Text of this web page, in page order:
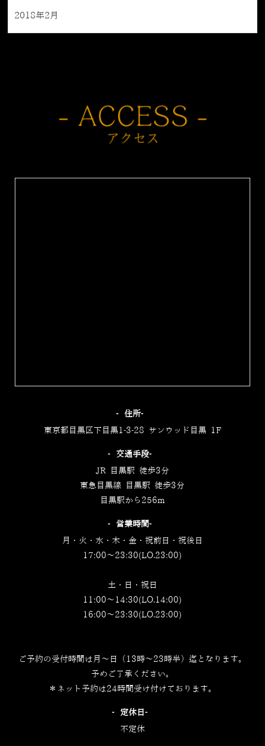
2018年2月
‐住所‐
東京都目黒区下目黒1-3-28 サンウッド目黒 1F
‐交通手段‐
JR 目黒駅 徒歩3分
東急目黒線 目黒駅 徒歩3分
目黒駅から256m
‐営業時間‐
月・火・水・木・金・祝前日・祝後日
17:00～23:30(LO.23:00)
土・日・祝日
11:00～14:30(LO.14:00)
16:00～23:30(LO.23:00)
ご予約の受付時間は月～日（13時～23時半）迄となります。
予めご了承ください。
＊ネット予約は24時間受け付けております。
‐定休日‐
不定休